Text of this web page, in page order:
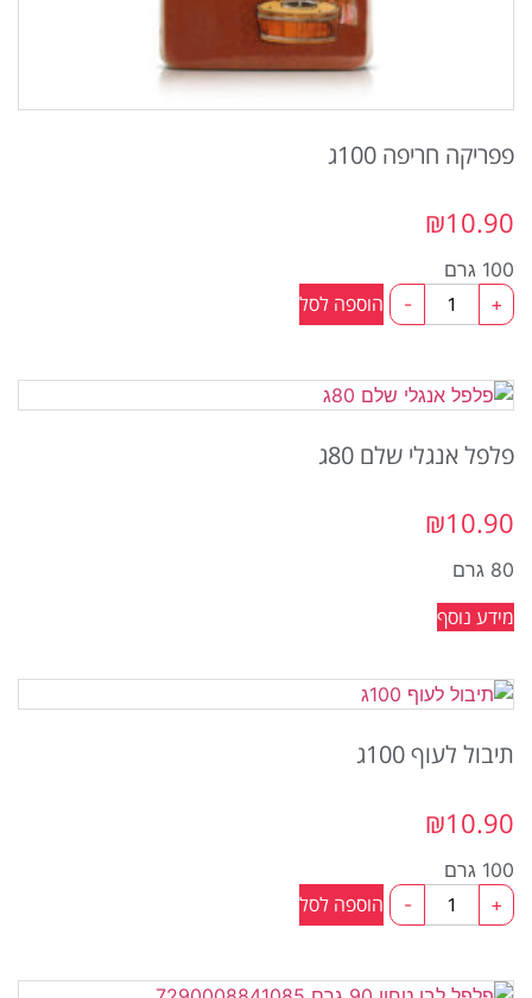
פפריקה חריפה 100ג
₪10.90
100 גרם
-
כמות
פפריקה
+ הוספה לסל
פלפל אנגלי שלם 80ג
₪10.90
80 גרם
מידע נוסף
תיבול לעוף 100ג
₪10.90
100 גרם
-
כמות
תיבול
+ הוספה לסל